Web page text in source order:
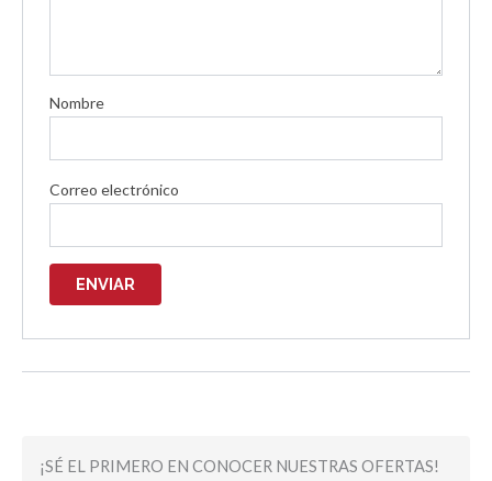
Nombre
Correo electrónico
¡SÉ EL PRIMERO EN CONOCER NUESTRAS OFERTAS!